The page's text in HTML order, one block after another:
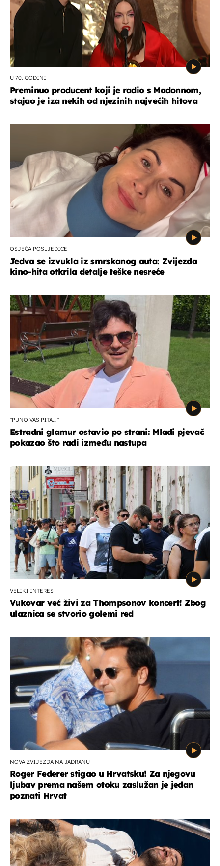
U 70. GODINI
Preminuo producent koji je radio s Madonnom,
stajao je iza nekih od njezinih najvećih hitova
OSJEĆA POSLJEDICE
Jedva se izvukla iz smrskanog auta: Zvijezda
kino-hita otkrila detalje teške nesreće
"PUNO VAS PITA..."
Estradni glamur ostavio po strani: Mladi pjevač
pokazao što radi između nastupa
VELIKI INTERES
Vukovar već živi za Thompsonov koncert! Zbog
ulaznica se stvorio golemi red
NOVA ZVIJEZDA NA JADRANU
Roger Federer stigao u Hrvatsku! Za njegovu
ljubav prema našem otoku zaslužan je jedan
poznati Hrvat